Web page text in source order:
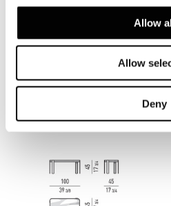
Allow
Allow
Deny